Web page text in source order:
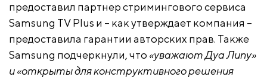
предоставил партнер стримингового сервиса
Samsung TV Plus и – как утверждает компания –
предоставила гарантии авторских прав. Также
Samsung подчеркнули, что «уважают Дуа Липу»
и «открыты для конструктивного решения